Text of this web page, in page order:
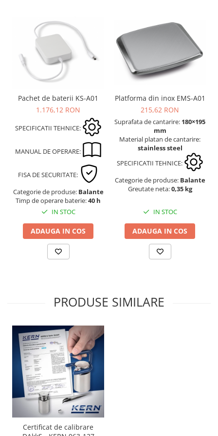
Kit pentru determinarea densitatii
Masa de cantarire
Modul de interfatare
Placi etalon
Platforme de cantarire
Set calibrare temperatura
Tije pentru inaltime
Foot switches
Instrumente de masurare
Altele
Cabluri
Convertor Analog-Digital
Picioare ajustabile
Piulite zimtate si hexagonale
Placa de montaj
Placi etalon
Senzori
Set pentru compresiune
Set suruburi otel
Varf de impact
Pachet de baterii KS-A01
1.176,12 RON
SPECIFICATII TEHNICE:
MANUAL DE OPERARE:
FISA DE SECURITATE:
Categorie de produse: Balante
Timp de operare baterie:40 h
IN STOC
ADAUGA IN COS
Platforma din inox EMS-A01
215,62 RON
Suprafata de cantarire: 180×195
mm
Material platan de cantarire:
stainless steel
SPECIFICATII TEHNICE:
Categorie de produse: Balante
Greutate neta:0,35 kg
IN STOC
ADAUGA IN COS
PRODUSE SIMILARE
Certificat de calibrare